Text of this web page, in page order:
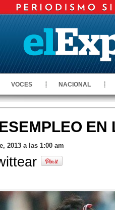
VOCES NACIONAL
EN
2013 a las 1:00 am